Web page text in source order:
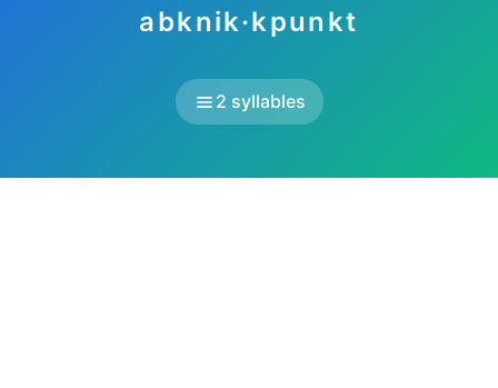
abknik·kpunkt
2 syllables